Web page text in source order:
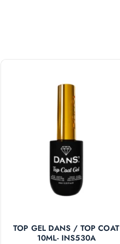
TOP GEL DANS / TOP COAT
10ML- INS530A